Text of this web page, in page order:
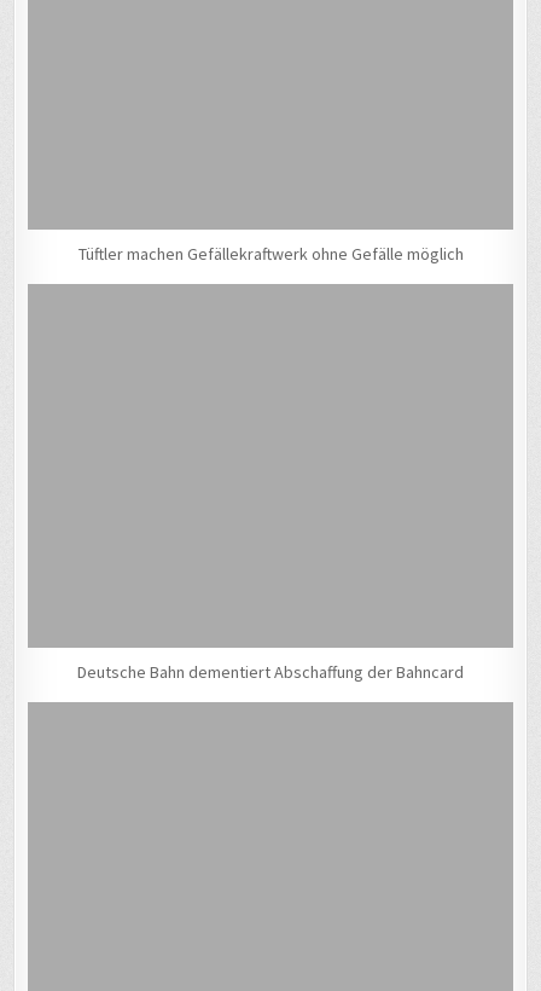
Tüftler machen Gefällekraftwerk ohne Gefälle möglich
Deutsche Bahn dementiert Abschaffung der Bahncard